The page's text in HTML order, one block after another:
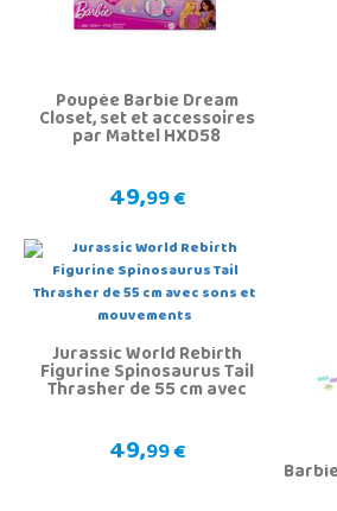
Poupée Barbie Dream
Closet, set et accessoires
par Mattel HXD58
49,99 €
Jurassic World Rebirth
Figurine Spinosaurus Tail
Thrasher de 55 cm avec
49,99 €